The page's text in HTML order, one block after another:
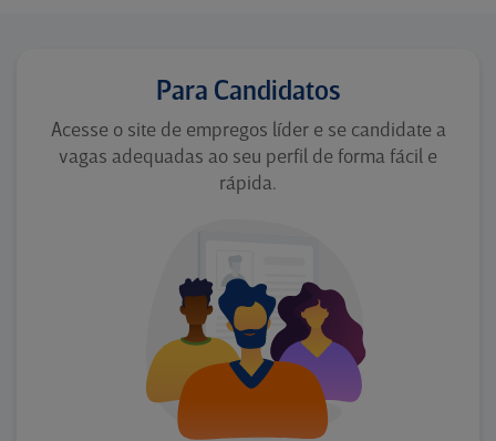
Para Candidatos
Acesse o site de empregos líder e se candidate a
vagas adequadas ao seu perfil de forma fácil e
rápida.